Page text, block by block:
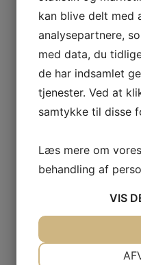
Vælg muligheder
Butterweed –
444,00kr. – 1.925,00kr.
1.925,00 kr. Vælg
Vælg muligheder
Double Cream
444,00kr. – 1.925,00kr.
Vælg
kan blive delt med
analysepartnere,
med data, du
de har indsamlet
tjenester. Ved at
samtykke til disse
Læs mere om
behandling af
VIS